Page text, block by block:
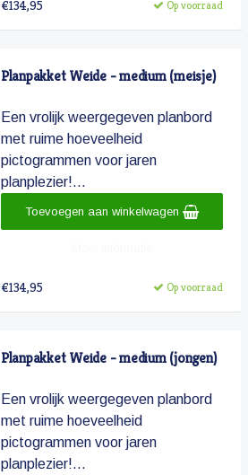
€134,95 Op voorraad
Planpakket Weide - medium (meisje)
Een vrolijk weergegeven planbord
met ruime hoeveelheid
pictogrammen voor jaren
planplezier!...
€134,95 Op voorraad
Toevoegen aan winkelwagen
Planpakket Weide - medium (jongen)
Een vrolijk weergegeven planbord
met ruime hoeveelheid
pictogrammen voor jaren
planplezier!...